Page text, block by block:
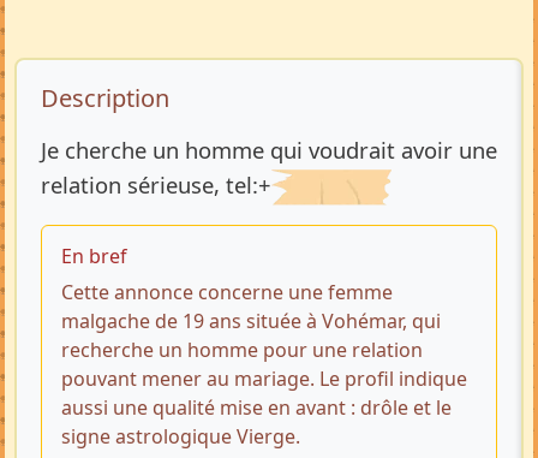
Description de l’annonce
Description
Je cherche un homme qui voudrait avoir une
relation sérieuse, tel:+
En bref
Cette annonce concerne une femme
malgache de 19 ans située à Vohémar, qui
recherche un homme pour une relation
pouvant mener au mariage. Le profil indique
aussi une qualité mise en avant : drôle et le
signe astrologique Vierge.